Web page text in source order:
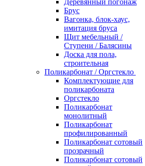
Деревянный погонаж
Брус
Вагонка, блок-хаус,
имитация бруса
Щит мебельный /
Ступени / Балясины
Доска для пола,
строительная
Поликарбонат / Оргстекло
Комплектующие для
поликарбоната
Оргстекло
Поликарбонат
монолитный
Поликарбонат
профилированный
Поликарбонат сотовый
прозрачный
Поликарбонат сотовый